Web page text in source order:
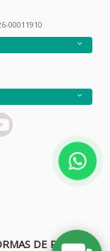
00011910
DE PAGO